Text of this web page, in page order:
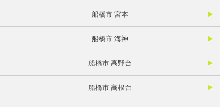
船橋市 宮本
船橋市 海神
船橋市 高野台
船橋市 高根台